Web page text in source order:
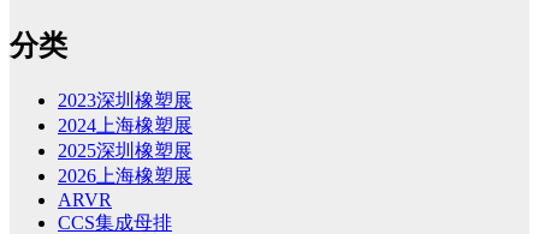
分类
2023深圳橡塑展
2024上海橡塑展
2025深圳橡塑展
2026上海橡塑展
ARVR
CCS集成母排